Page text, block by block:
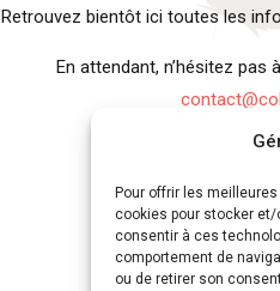
Pour offrir les
cookies pour stocker
consentir à ces
comportement de
ou de retirer son
Retrouvez bientôt ici toutes les
En attendant, n’hésitez